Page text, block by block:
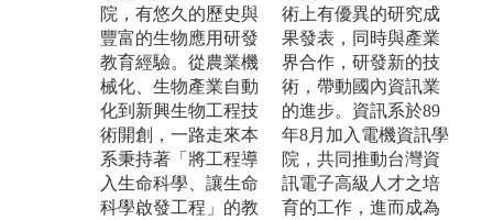
院，有悠久的歷史與
豐富的生物應用研發
教育經驗。從農業機
械化、生物產業自動
化到新興生物工程技
術開創，一路走來本
系秉持著「將工程導
入生命科學、讓生命
科學啟發工程」的教
術上有優異的研究成
果發表，同時與產業
界合作，研發新的技
術，帶動國內資訊業
的進步。資訊系於89
年8月加入電機資訊學
院，共同推動台灣資
訊電子高級人才之培
育的工作，進而成為